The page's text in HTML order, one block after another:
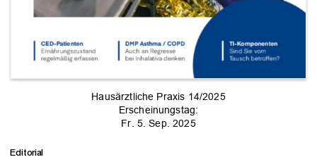
Hausärztliche Praxis 14/2025
Erscheinungstag:
Fr. 5. Sep. 2025
Editorial